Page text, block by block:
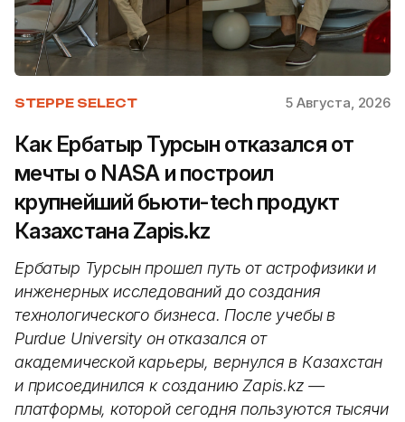
STEPPE SELECT 5 Августа, 2026
Как Ербатыр Турсын отказался от
мечты о NASA и построил
крупнейший бьюти-tech продукт
Казахстана Zapis.kz
Ербатыр Турсын прошел путь от астрофизики и
инженерных исследований до создания
технологического бизнеса. После учебы в
Purdue University он отказался от
академической карьеры, вернулся в Казахстан
и присоединился к созданию Zapis.kz —
платформы, которой сегодня пользуются тысячи